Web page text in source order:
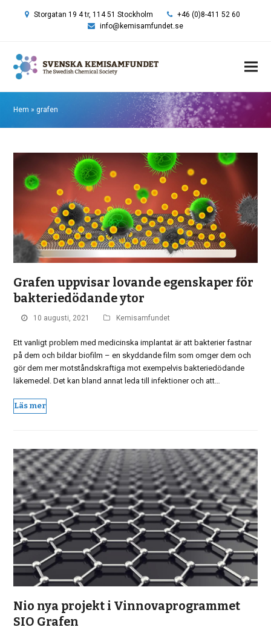
Storgatan 19 4 tr, 114 51 Stockholm
+46 (0)8-411 52 60
info@kemisamfundet.se
Hem » grafen
Grafen uppvisar lovande egenskaper för
bakteriedödande ytor
10 augusti, 2021 Kemisamfundet
Ett vanligt problem med medicinska implantat är att bakterier fastnar
på dem och bildar biofilm – en skyddande film som omger dem och
gör dem mer motståndskraftiga mot exempelvis bakteriedödande
läkemedel. Det kan bland annat leda till infektioner och att…
Läs mer
Nio nya projekt i Vinnovaprogrammet
SIO Grafen